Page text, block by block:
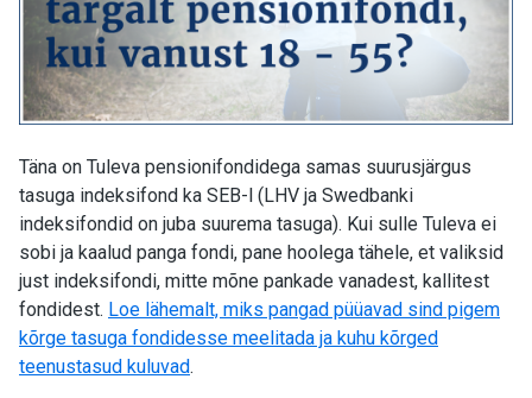
Täna on Tuleva pensionifondidega samas suurusjärgus
tasuga indeksifond ka SEB-l (LHV ja Swedbanki
indeksifondid on juba suurema tasuga). Kui sulle Tuleva ei
sobi ja kaalud panga fondi, pane hoolega tähele, et valiksid
just indeksifondi, mitte mõne pankade vanadest, kallitest
fondidest. Loe lähemalt, miks pangad püüavad sind pigem
kõrge tasuga fondidesse meelitada ja kuhu kõrged
teenustasud kuluvad.